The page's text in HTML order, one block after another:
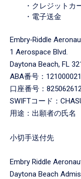
・クレジットカ
・電子送金
Embry‑Riddle
1 Aerospace Blvd.
Daytona Beach, FL
ABA番号：121000021
口座番号：825062612
SWIFTコード：
用途：出願者の氏名
小切手送付先
Embry Riddle
Daytona Beach